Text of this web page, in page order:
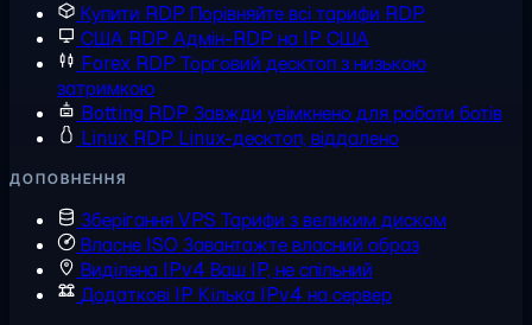
Купити RDP Порівняйте всі тарифи RDP
США RDP Адмін-RDP на IP США
Forex RDP Торговий десктоп з низькою
затримкою
Botting RDP Завжди увімкнено для роботи ботів
Linux RDP Linux-десктоп, віддалено
ДОПОВНЕННЯ
Зберігання VPS Тарифи з великим диском
Власне ISO Завантажте власний образ
Виділена IPv4 Ваш IP, не спільний
Додаткові IP Кілька IPv4 на сервер